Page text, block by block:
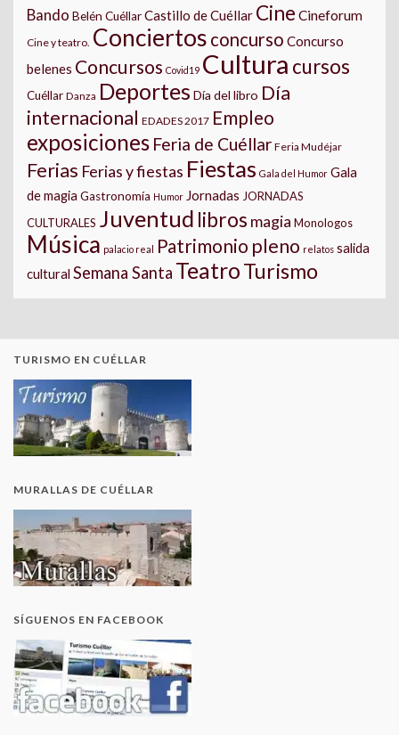
Bando Belén CuéllarCastillo de Cuéllar Cine Cineforum
Cine y teatro. Conciertos concurso Concurso
belenes Concursos Covid19 Cultura cursos
Cuéllar Danza Deportes Día del libro Día
internacional EDADES 2017 Empleo
exposiciones Feria de Cuéllar Feria Mudéjar
Ferias Ferias y fiestas Fiestas Gala del Humor Gala
de magia Gastronomía Humor Jornadas JORNADAS
CULTURALES Juventud libros magia Monologos
Música palacio real Patrimonio pleno relatos salida
cultural Semana Santa TeatroTurismo
TURISMO EN CUÉLLAR
MURALLAS DE CUÉLLAR
SÍGUENOS EN FACEBOOK